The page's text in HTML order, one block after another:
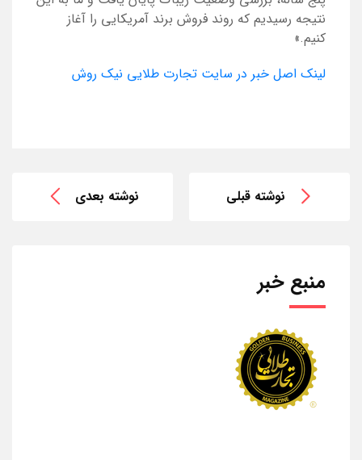
نتیجه رسیدیم که روند فروش برند آمریکایی را آغاز
کنیم.»
لینک اصل خبر در سایت تجارت طلایی نیک روش
نوشته قبلی نوشته بعدی
منبع خبر